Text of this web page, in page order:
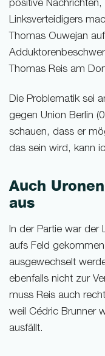
positive
Linksverteidigers
Thomas Ouwejan
Thomas Reis am
Die Problematik sei
gegen Union Berlin
schauen, dass er
das sein wird, kann
Auch
aus
In der Partie war der
aufs Feld
ausgewechselt
ebenfalls nicht zur
muss Reis auch
weil Cédric Brunner
ausfällt.